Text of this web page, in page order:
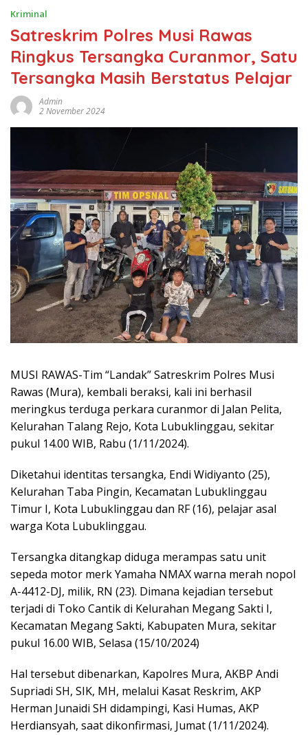
Kriminal
Satreskrim Polres Musi Rawas
Ringkus Tersangka Curanmor, Satu
Tersangka Masih Berstatus Pelajar
Admin
2 November 2024
MUSI RAWAS-Tim “Landak” Satreskrim Polres Musi
Rawas (Mura), kembali beraksi, kali ini berhasil
meringkus terduga perkara curanmor di Jalan Pelita,
Kelurahan Talang Rejo, Kota Lubuklinggau, sekitar
pukul 14.00 WIB, Rabu (1/11/2024).
Diketahui identitas tersangka, Endi Widiyanto (25),
Kelurahan Taba Pingin, Kecamatan Lubuklinggau
Timur I, Kota Lubuklinggau dan RF (16), pelajar asal
warga Kota Lubuklinggau.
Tersangka ditangkap diduga merampas satu unit
sepeda motor merk Yamaha NMAX warna merah nopol
A-4412-DJ, milik, RN (23). Dimana kejadian tersebut
terjadi di Toko Cantik di Kelurahan Megang Sakti I,
Kecamatan Megang Sakti, Kabupaten Mura, sekitar
pukul 16.00 WIB, Selasa (15/10/2024)
Hal tersebut dibenarkan, Kapolres Mura, AKBP Andi
Supriadi SH, SIK, MH, melalui Kasat Reskrim, AKP
Herman Junaidi SH didampingi, Kasi Humas, AKP
Herdiansyah, saat dikonfirmasi, Jumat (1/11/2024).